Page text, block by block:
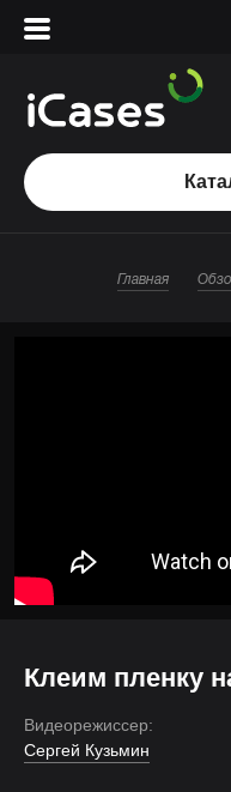
Вход
Сервисный центр
О магазине
Главная
Клеим пленку
Видеорежиссер:
Сергей Кузьмин